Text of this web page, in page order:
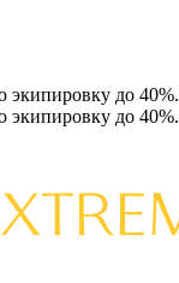
до 40%.
до 40%.